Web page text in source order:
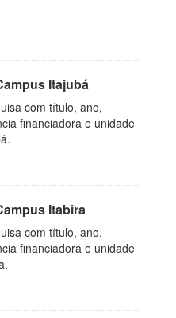
Itajubá
com título, ano,
financiadora e unidade
Itabira
com título, ano,
financiadora e unidade